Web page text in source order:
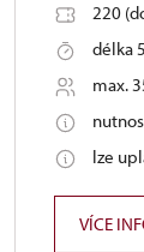
220
délka
max.
lze
VÍCE